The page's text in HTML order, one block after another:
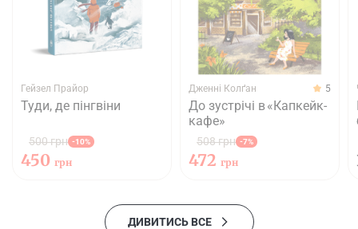
Гейзел Прайор
Туди, де пінгвіни
500 грн -10%
450 грн
Дженнi Колґан 5
До зустрічі в «Капкейк-
кафе»
508 грн -7%
472 грн
ДИВИТИСЬ ВСЕ